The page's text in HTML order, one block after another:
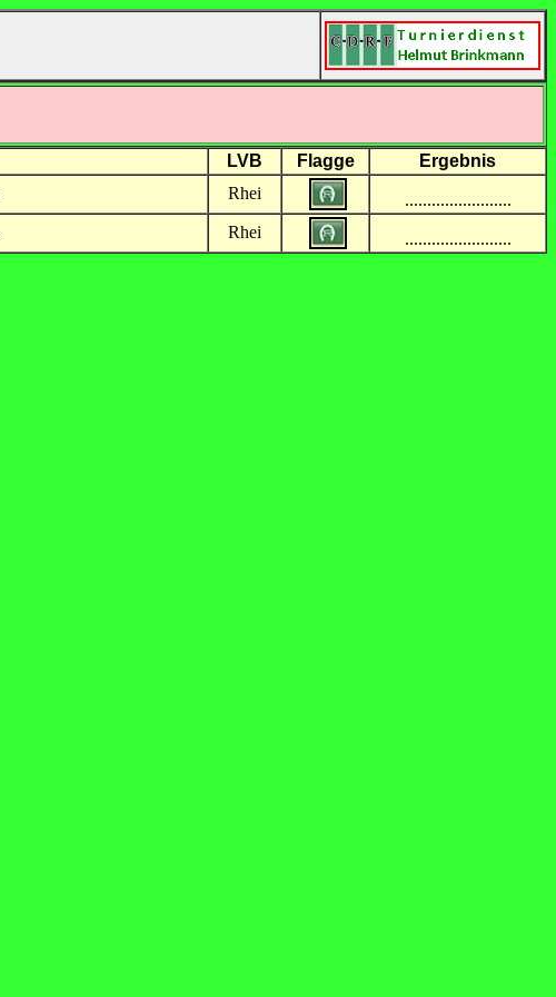
LVB Flagge
Ergebnis
Rhei
........................
Rhei ........................